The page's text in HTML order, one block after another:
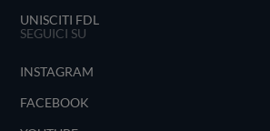
UNISCITI FDL
SEGUICI SU
INSTAGRAM
FACEBOOK